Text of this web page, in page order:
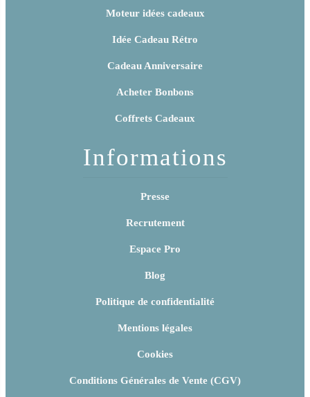
Moteur idées cadeaux
Idée Cadeau Rétro
Cadeau Anniversaire
Acheter Bonbons
Coffrets Cadeaux
Informations
Presse
Recrutement
Espace Pro
Blog
Politique de confidentialité
Mentions légales
Cookies
Conditions Générales de Vente (CGV)